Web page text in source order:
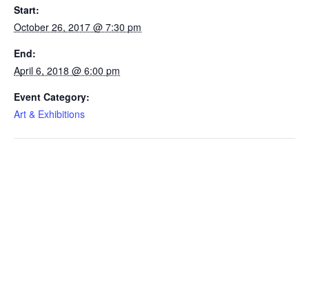
Start:
October 26, 2017 @ 7:30 pm
End:
April 6, 2018 @ 6:00 pm
Event Category:
Art & Exhibitions